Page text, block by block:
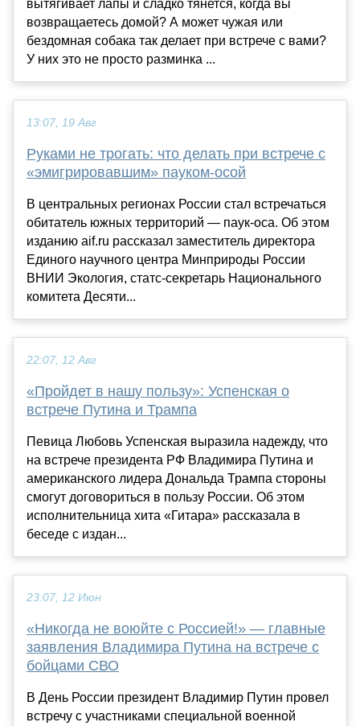
вытягивает лапы и сладко тянется, когда вы
возвращаетесь домой? А может чужая или
бездомная собака так делает при встрече с вами?
У них это не просто разминка ...
13:07, 19 Авг
Руками не трогать: что делать при встрече с
«эмигрировавшим» пауком-осой
В центральных регионах России стал встречаться
обитатель южных территорий — паук-оса. Об этом
изданию aif.ru рассказал заместитель директора
Единого научного центра Минприроды России
ВНИИ Экология, статс-секретарь Национального
комитета Десяти...
22:07, 12 Авг
«Пройдет в нашу пользу»: Успенская о
встрече Путина и Трампа
Певица Любовь Успенская выразила надежду, что
на встрече президента РФ Владимира Путина и
американского лидера Дональда Трампа стороны
смогут договориться в пользу России. Об этом
исполнительница хита «Гитара» рассказала в
беседе с издан...
23:07, 12 Июн
«Никогда не воюйте с Россией!» — главные
заявления Владимира Путина на встрече с
бойцами СВО
В День России президент Владимир Путин провел
встречу с участниками специальной военной